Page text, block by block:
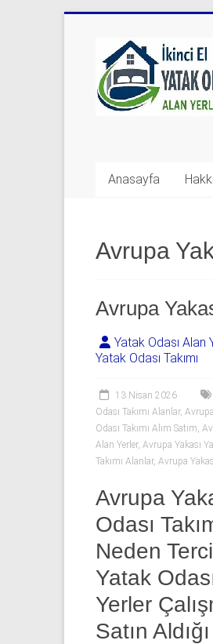
Yatak
Odası
Takımı
Yerler
0
542
541
06
|
Yıldız
Spot
odası
yerler
olarak
2.el
yatak
odası,
Klasik
Anasayfa
Avrupa
Avrupa
Yatak Odası Alan
Yatak Odası Takımı
13 Nisan 2026
Odası Takımı Alanlar,
Odası Takımı Alım Satım,
Alan Yerler, Avrupa Yakası
Takımı Alanlar, Avrupa
Avrupa
Odası
Neden
Yatak
Yerler
Satın